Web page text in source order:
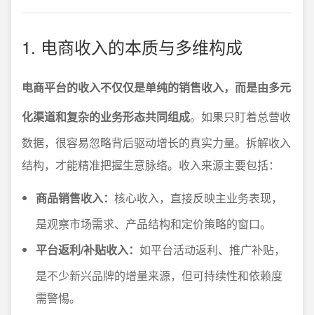
1. 电商收入的本质与多维构成
电商平台的收入不仅仅是单纯的销售收入，而是由多元
化渠道和复杂的业务形态共同组成。如果只盯着总营收
数据，很容易忽略背后驱动增长的真实力量。拆解收入
结构，才能精准把握生意脉络。收入来源主要包括：
商品销售收入： 核心收入，直接反映主业务表现，
是观察市场需求、产品结构和定价策略的窗口。
平台返利/补贴收入： 如平台活动返利、推广补贴，
是不少新兴品牌的增量来源，但可持续性和依赖度
需警惕。